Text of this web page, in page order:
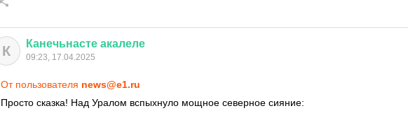
К Канечьнасте акалеле
09:23, 17.04.2025
От пользователя news@e1.ru
Просто сказка! Над Уралом вспыхнуло мощное северное сияние: